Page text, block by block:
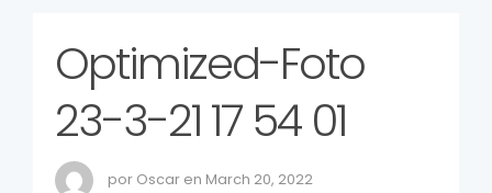
Optimized-Foto
23-3-21 17 54 01
por Oscar en March 20, 2022